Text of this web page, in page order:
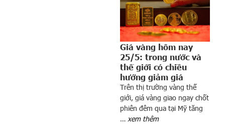
Giá vàng hôm nay
25/5: trong nước và
thế giới có chiều
hướng giảm giá
Trên thị trường vàng thế
giới, giá vàng giao ngay chốt
phiên đêm qua tại Mỹ tăng
… xem thêm